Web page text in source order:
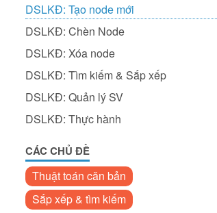
DSLKĐ: Tạo node mới
DSLKĐ: Chèn Node
DSLKĐ: Xóa node
DSLKĐ: Tìm kiếm & Sắp xếp
DSLKĐ: Quản lý SV
DSLKĐ: Thực hành
CÁC CHỦ ĐỀ
Thuật toán căn bản
Sắp xếp & tìm kiếm